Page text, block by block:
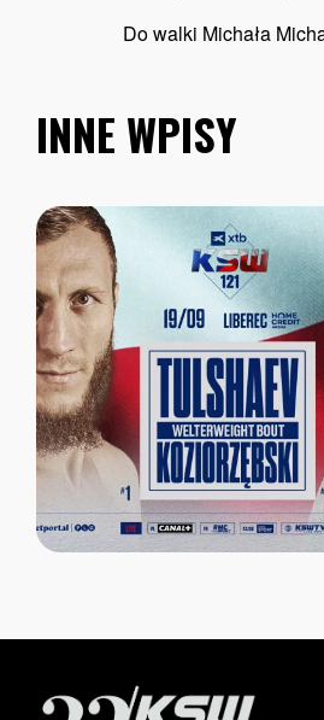
Do walki Michała
INNE WPISY